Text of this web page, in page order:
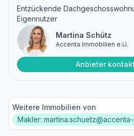
Entzückende
Eigennutzer
Martina Schütz
Accenta Immobilien e.U.
Anbieter
Weitere Immobilien von
Makler: